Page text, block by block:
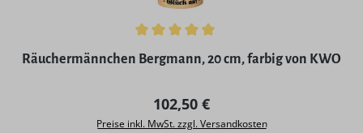
Durchschnittliche Bewertung von 5 von 5 Sternen
Räuchermännchen Bergmann, 20 cm, farbig von KWO
Regulärer Preis:
102,50 €
Preise inkl. MwSt. zzgl. Versandkosten